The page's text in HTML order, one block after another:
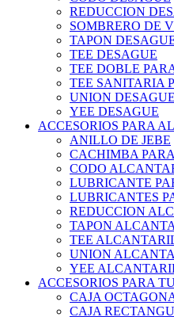
REDUCCION
SOMBRERO DE
TAPON
TEE DESAGUE
TEE DOBLE
TEE SANITARIA
UNION DESAGUE
YEE DESAGUE
ACCESORIOS PARA
ANILLO DE JEBE
CACHIMBA
CODO
LUBRICANTE
LUBRICANTES
REDUCCION
TAPON
TEE
UNION
YEE
ACCESORIOS PARA
CAJA
CAJA